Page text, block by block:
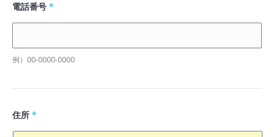
電話番号 *
例）00-0000-0000
住所 *